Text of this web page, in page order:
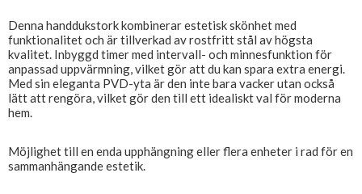
Denna handdukstork kombinerar estetisk skönhet med
funktionalitet och är tillverkad av rostfritt stål av högsta
kvalitet. Inbyggd timer med intervall- och minnesfunktion för
anpassad uppvärmning, vilket gör att du kan spara extra energi.
Med sin eleganta PVD-yta är den inte bara vacker utan också
lätt att rengöra, vilket gör den till ett idealiskt val för moderna
hem.
Möjlighet till en enda upphängning eller flera enheter i rad för en
sammanhängande estetik.